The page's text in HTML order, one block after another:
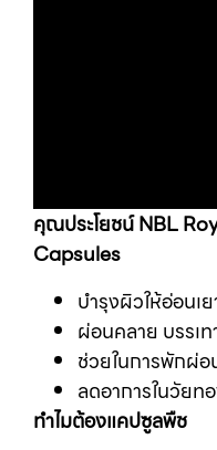
คุณประโยชน์ NBL
Capsules
บำรุงผิวให้อ่อนเ
ผ่อนคลาย บรรเท
ช่วยในการพักผ่อ
ลดอาการในวัยท
ทำไมต้องแคปซูลพืช